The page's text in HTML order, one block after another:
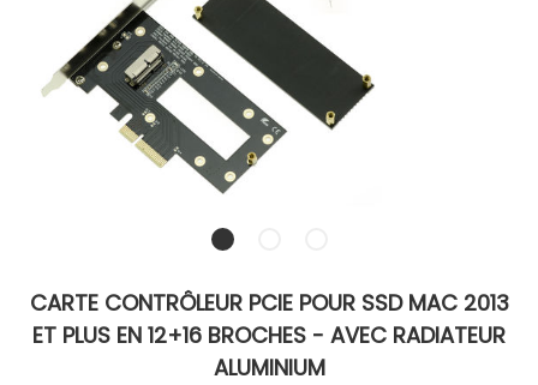
CARTE CONTRÔLEUR PCIE POUR SSD MAC 2013
ET PLUS EN 12+16 BROCHES - AVEC RADIATEUR
ALUMINIUM